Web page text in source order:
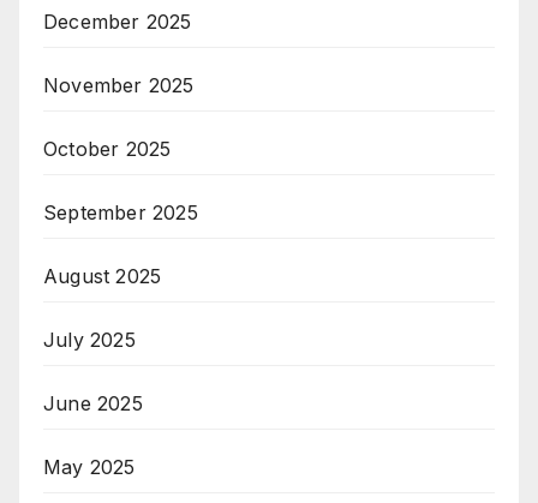
December 2025
November 2025
October 2025
September 2025
August 2025
July 2025
June 2025
May 2025